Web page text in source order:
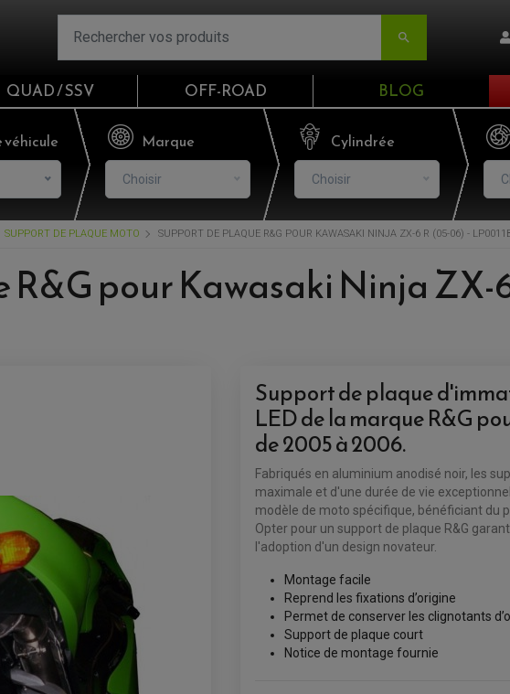

Email
Mot de passe
CONNEXION
QUAD / SSV OFF-ROAD BLOG
véhicule Marque
Choisir
Cylindrée
Choisir
SUPPORT DE PLAQUE MOTO SUPPORT DE PLAQUE R&G POUR KAWASAKI NINJA ZX-6 R (05-06) -
pour Kawasaki Ninja ZX-
Support de plaque
LED de la marque R&G
de 2005 à 2006.
Fabriqués en aluminium anodisé noir, les
maximale et d'une durée de vie
modèle de moto spécifique, bénéficiant du
Opter pour un support de plaque R&G
l'adoption d'un design novateur.
Montage facile
Reprend les fixations d’origine
Permet de conserver les clignotants
Support de plaque court
Notice de montage fournie